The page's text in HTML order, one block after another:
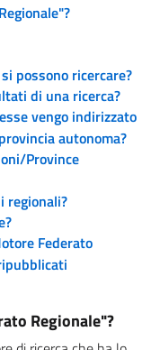
possono ricercare?
di una ricerca?
vengo indirizzato
autonoma?
Province
regionali?
Federato
Regionale"?